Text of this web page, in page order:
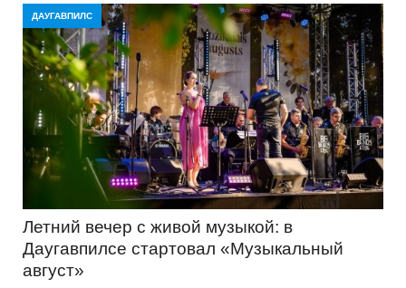
ДАУГАВПИЛС
Летний вечер с живой музыкой: в
Даугавпилсе стартовал «Музыкальный
август»